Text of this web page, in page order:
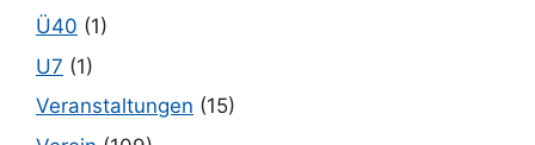
Ü40 (1)
U7 (1)
Veranstaltungen (15)